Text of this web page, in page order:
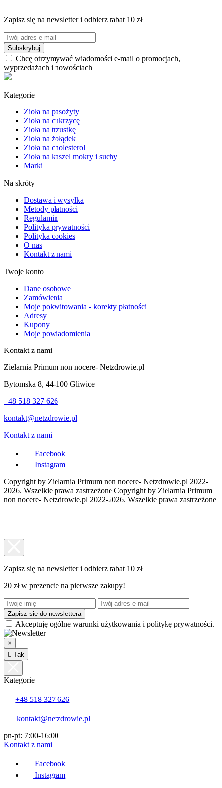
Zapisz się na newsletter i odbierz rabat 10 zł
Subskrybuj
Chcę otrzymywać wiadomości e-mail o promocjach,
wyprzedażach i nowościach
Kategorie
Zioła na pasożyty
Zioła na cukrzycę
Zioła na trzustkę
Zioła na żołądek
Zioła na cholesterol
Zioła na kaszel mokry i suchy
Marki
Na skróty
Dostawa i wysyłka
Metody płatności
Regulamin
Polityka prywatności
Polityka cookies
O nas
Kontakt z nami
Twoje konto
Dane osobowe
Zamówienia
Moje pokwitowania - korekty płatności
Adresy
Kupony
Moje powiadomienia
Kontakt z nami
Zielarnia Primum non nocere- Netzdrowie.pl
Bytomska 8, 44-100 Gliwice
+48 518 327 626
kontakt@netzdrowie.pl
Kontakt z nami
Facebook
Instagram
Copyright by Zielarnia Primum non nocere- Netzdrowie.pl 2022-
2026. Wszelkie prawa zastrzeżone Copyright by Zielarnia Primum
non nocere- Netzdrowie.pl 2022-2026. Wszelkie prawa zastrzeżone
Zapisz się na newsletter i odbierz rabat 10 zł
20 zł w prezencie na pierwsze zakupy!
Akceptuję ogólne warunki użytkowania i politykę prywatności.
×
 Tak
Kategorie
+48 518 327 626
kontakt@netzdrowie.pl
pn-pt: 7:00-16:00
Kontakt z nami
Facebook
Instagram